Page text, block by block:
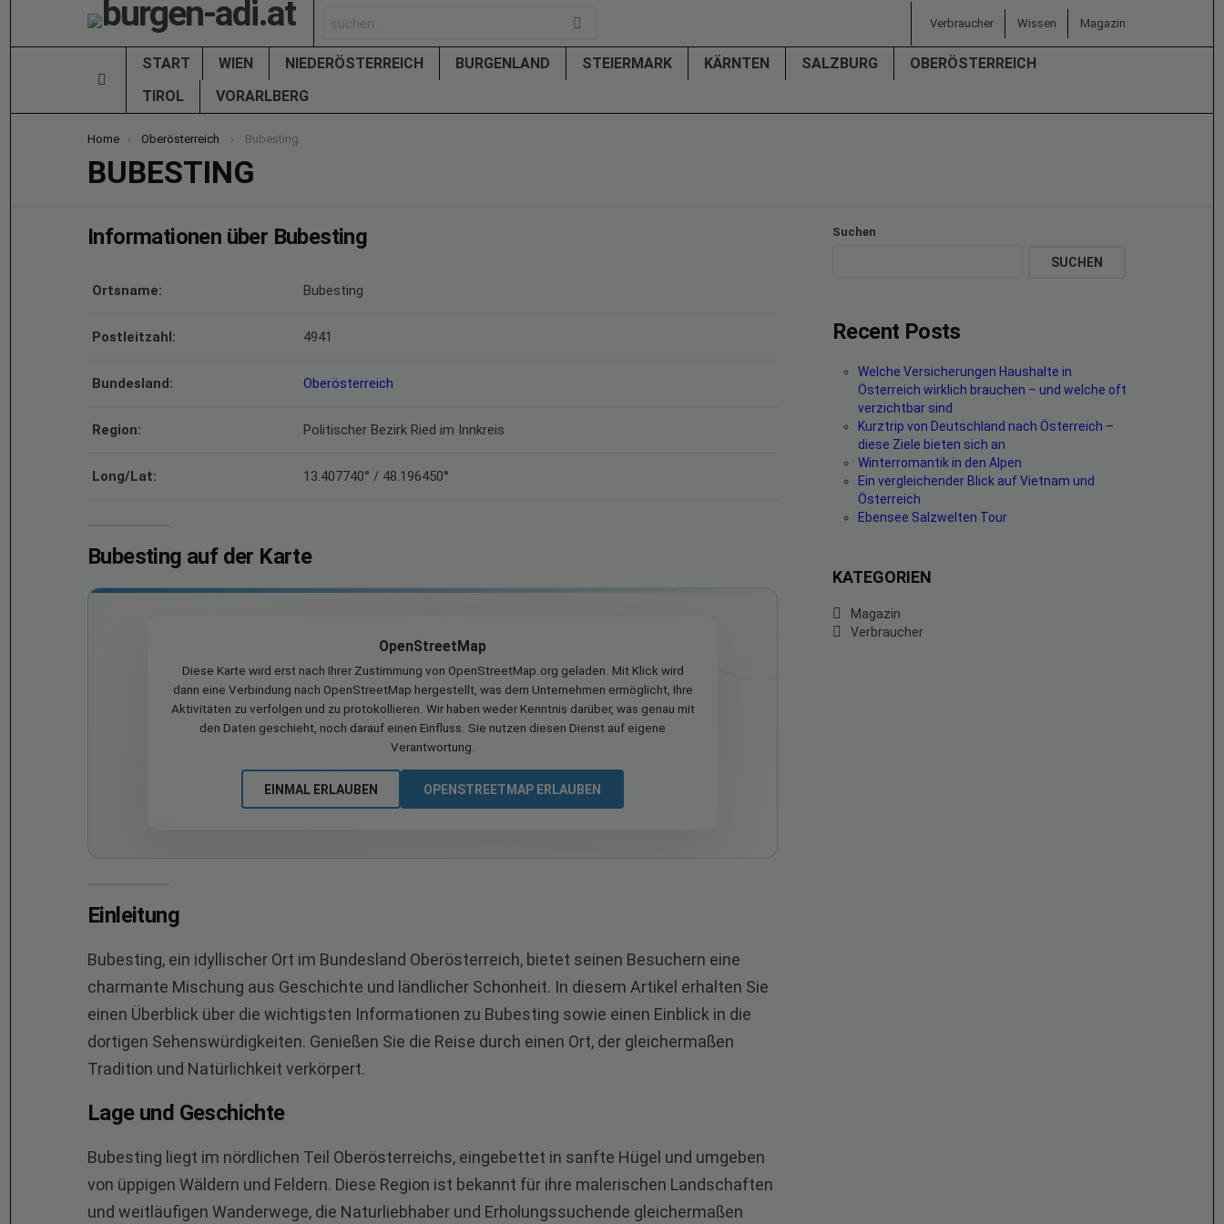
for:
Verbraucher Wissen Magazin
START WIEN NIEDERÖSTERREICH BURGENLAND STEIERMARK KÄRNTEN SALZBURG
OBERÖSTERREICH
TIROL
VORARLBERG
You are here:
Home Oberösterreich Bubesting
BUBESTING
Informationen über Bubesting
Ortsname: Bubesting
Postleitzahl: 4941
Bundesland: Oberösterreich
Region: Politischer Bezirk Ried im Innkreis
Long/Lat: 13.407740° / 48.196450°
Bubesting auf der Karte
OpenStreetMap
Diese Karte wird erst nach Ihrer Zustimmung von OpenStreetMap.org geladen. Mit Klick wird
dann eine Verbindung nach OpenStreetMap hergestellt, was dem Unternehmen ermöglicht, Ihre
Aktivitäten zu verfolgen und zu protokollieren. Wir haben weder Kenntnis darüber, was genau mit
den Daten geschieht, noch darauf einen Einfluss. Sie nutzen diesen Dienst auf eigene
Verantwortung.
EINMAL ERLAUBEN OPENSTREETMAP ERLAUBEN
Einleitung
Bubesting, ein idyllischer Ort im Bundesland Oberösterreich, bietet seinen Besuchern eine
charmante Mischung aus Geschichte und ländlicher Schönheit. In diesem Artikel erhalten Sie
einen Überblick über die wichtigsten Informationen zu Bubesting sowie einen Einblick in die
dortigen Sehenswürdigkeiten. Genießen Sie die Reise durch einen Ort, der gleichermaßen
Tradition und Natürlichkeit verkörpert.
Lage und Geschichte
Bubesting liegt im nördlichen Teil Oberösterreichs, eingebettet in sanfte Hügel und umgeben
von üppigen Wäldern und Feldern. Diese Region ist bekannt für ihre malerischen Landschaften
und weitläufigen Wanderwege, die Naturliebhaber und Erholungssuchende gleichermaßen
Suchen
SUCHEN
Recent Posts
Welche Versicherungen Haushalte in
Österreich wirklich brauchen – und welche oft
verzichtbar sind
Kurztrip von Deutschland nach Österreich –
diese Ziele bieten sich an
Winterromantik in den Alpen
Ein vergleichender Blick auf Vietnam und
Österreich
Ebensee Salzwelten Tour
KATEGORIEN
Magazin
Verbraucher